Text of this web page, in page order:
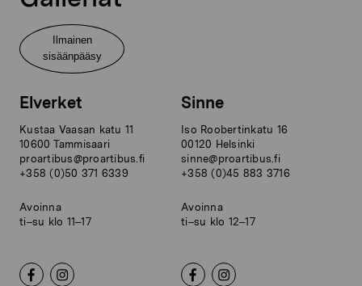
Ilmainen
sisäänpääsy
Elverket
Kustaa Vaasan katu 11
10600 Tammisaari
proartibus@proartibus.fi
+358 (0)50 371 6339
Avoinna
ti–su klo 11–17
Sinne
Iso Roobertinkatu 16
00120 Helsinki
sinne@proartibus.fi
+358 (0)45 883 3716
Avoinna
ti–su klo 12–17